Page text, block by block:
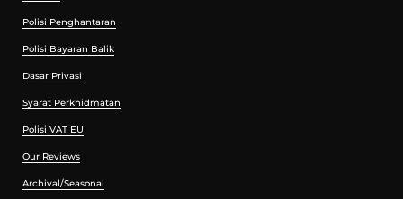
Polisi Penghantaran
Polisi Bayaran Balik
Dasar Privasi
Syarat Perkhidmatan
Polisi VAT EU
Our Reviews
Archival/Seasonal